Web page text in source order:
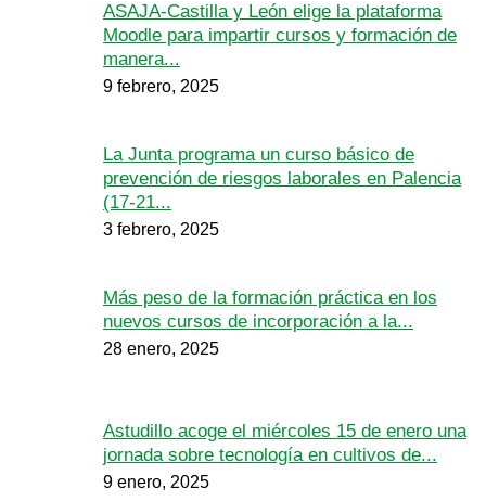
ASAJA-Castilla y León elige la plataforma
Moodle para impartir cursos y formación de
manera...
9 febrero, 2025
La Junta programa un curso básico de
prevención de riesgos laborales en Palencia
(17-21...
3 febrero, 2025
Más peso de la formación práctica en los
nuevos cursos de incorporación a la...
28 enero, 2025
Astudillo acoge el miércoles 15 de enero una
jornada sobre tecnología en cultivos de...
9 enero, 2025